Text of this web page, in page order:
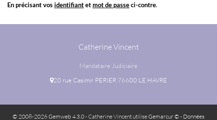
En précisant vosidentifiantetmot de passeci-contre.
Catherine Vincent
Mandataire Judiciaire
20 rue Casimir PERIER 76600 LE HAVRE
© 2008-2026 Gemweb 4.3.0- Catherine Vincent utiliseGemarcur © - Données